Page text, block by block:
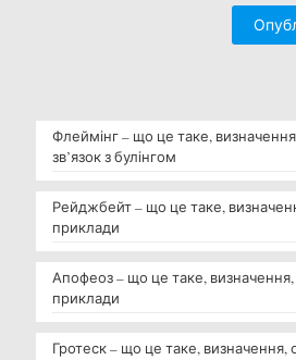
Флеймінг – що це таке,
зв’язок з булінгом
Рейджбейт – що це таке,
приклади
Апофеоз – що це таке, визначення,
приклади
Гротеск – що це таке, визначення,